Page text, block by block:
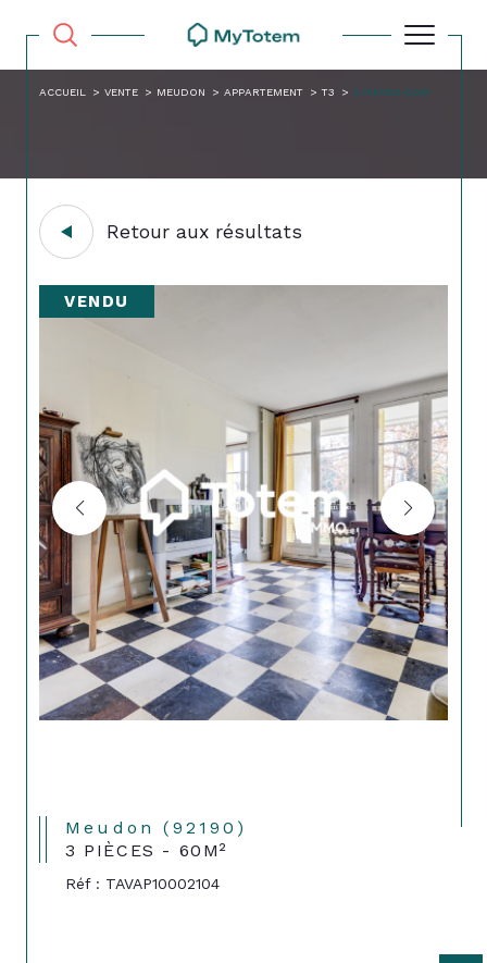
ACCUEIL VENTE MEUDON APPARTEMENT T3 3 PIECES 60M
Retour aux résultats
VENDU
Meudon (92190)
3 PIÈCES - 60M²
Réf : TAVAP10002104